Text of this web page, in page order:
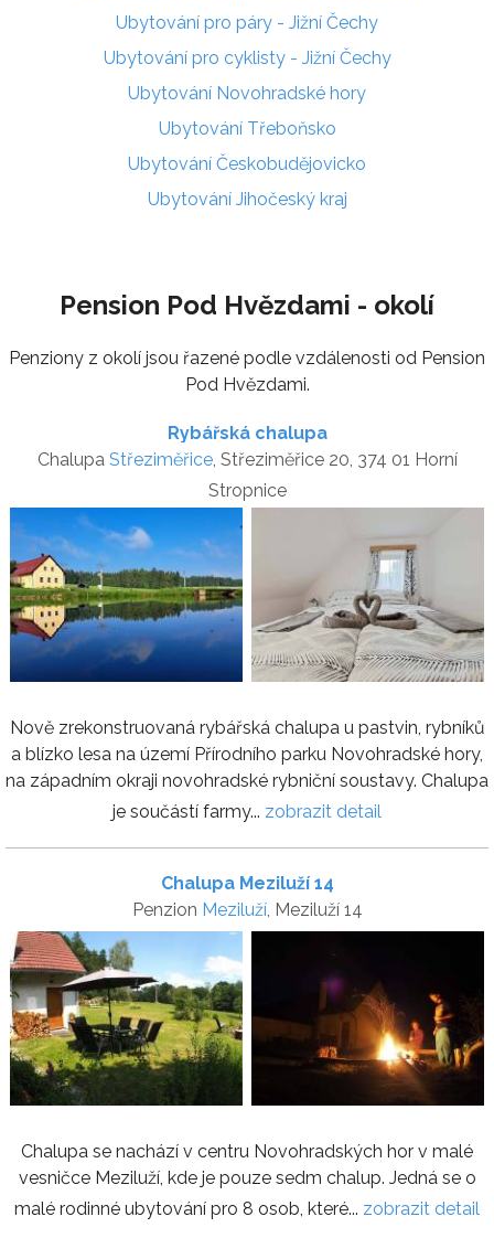
Ubytování pro páry - Jižní Čechy
Ubytování pro cyklisty - Jižní Čechy
Ubytování Novohradské hory
Ubytování Třeboňsko
Ubytování Českobudějovicko
Ubytování Jihočeský kraj
Pension Pod Hvězdami - okolí
Penziony z okolí jsou řazené podle vzdálenosti od Pension
Pod Hvězdami.
Rybářská chalupa
Chalupa Střeziměřice, Střeziměřice 20, 374 01 Horní
Stropnice
Nově zrekonstruovaná rybářská chalupa u pastvin, rybníků
a blízko lesa na území Přírodního parku Novohradské hory,
na západním okraji novohradské rybniční soustavy. Chalupa
je součástí farmy... zobrazit detail
Chalupa Meziluží 14
Penzion Meziluží, Meziluží 14
Chalupa se nachází v centru Novohradských hor v malé
vesničce Meziluží, kde je pouze sedm chalup. Jedná se o
malé rodinné ubytování pro 8 osob, které... zobrazit detail